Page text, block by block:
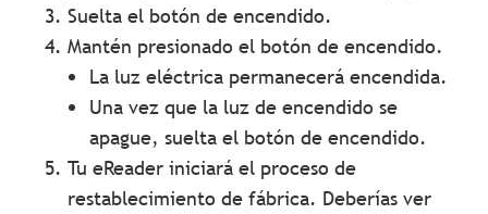
Suelta el botón de encendido.
Mantén presionado el botón de encendido.
La luz eléctrica permanecerá encendida.
Una vez que la luz de encendido se
apague, suelta el botón de encendido.
Tu eReader iniciará el proceso de
restablecimiento de fábrica. Deberías ver